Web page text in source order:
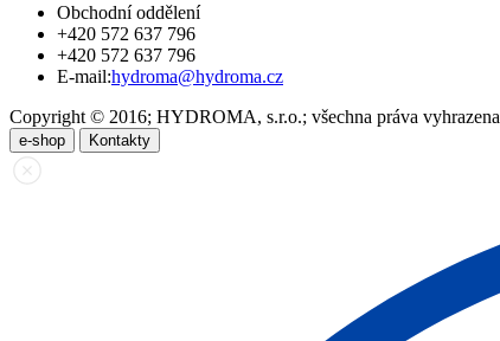
Obchodní oddělení
+420 572 637 796
+420 572 637 796
E-mail:hydroma@hydroma.cz
Copyright © 2016; HYDROMA, s.r.o.; všechna práva vyhrazena
e-shop Kontakty